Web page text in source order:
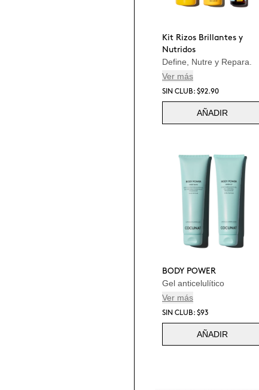
Kit Rizos Brillantes y
Nutridos
Define, Nutre y Repara.
Ver más
SIN CLUB: $92.90
AÑADIR
BODY POWER
Gel anticelulítico
Ver más
SIN CLUB: $93
AÑADIR